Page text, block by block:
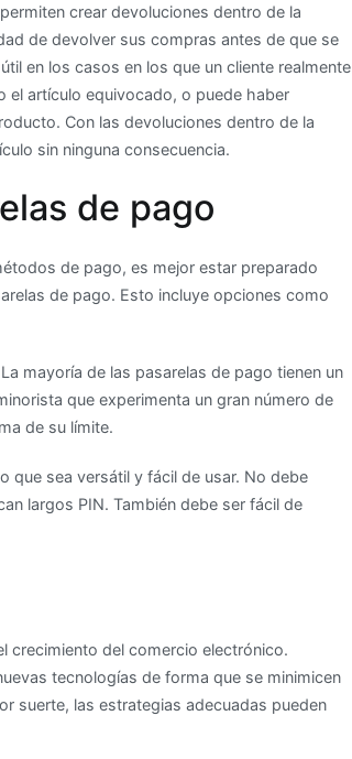
crear devoluciones dentro de la
de devolver sus compras antes de que se
en los casos en los que un cliente realmente
el artículo equivocado, o puede haber
Con las devoluciones dentro de la
sin ninguna consecuencia.
de pago
de pago, es mejor estar preparado
de pago. Esto incluye opciones como
mayoría de las pasarelas de pago tienen un
que experimenta un gran número de
de su límite.
que sea versátil y fácil de usar. No debe
largos PIN. También debe ser fácil de
crecimiento del comercio electrónico.
tecnologías de forma que se minimicen
suerte, las estrategias adecuadas pueden